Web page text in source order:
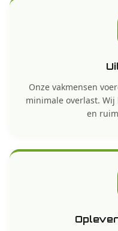
Onze vakmensen
minimale overlast.
en